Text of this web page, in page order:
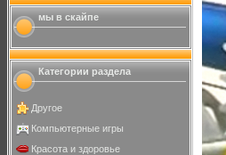
мы в скайпе
Категории раздела
Другое
Компьютерные игры
Красота и здоровье